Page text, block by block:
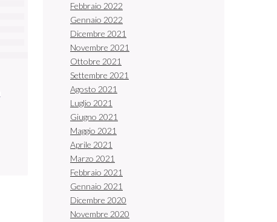
Febbraio 2022
Gennaio 2022
Dicembre 2021
Novembre 2021
Ottobre 2021
Settembre 2021
Agosto 2021
Luglio 2021
Giugno 2021
Maggio 2021
Aprile 2021
Marzo 2021
Febbraio 2021
Gennaio 2021
Dicembre 2020
Novembre 2020